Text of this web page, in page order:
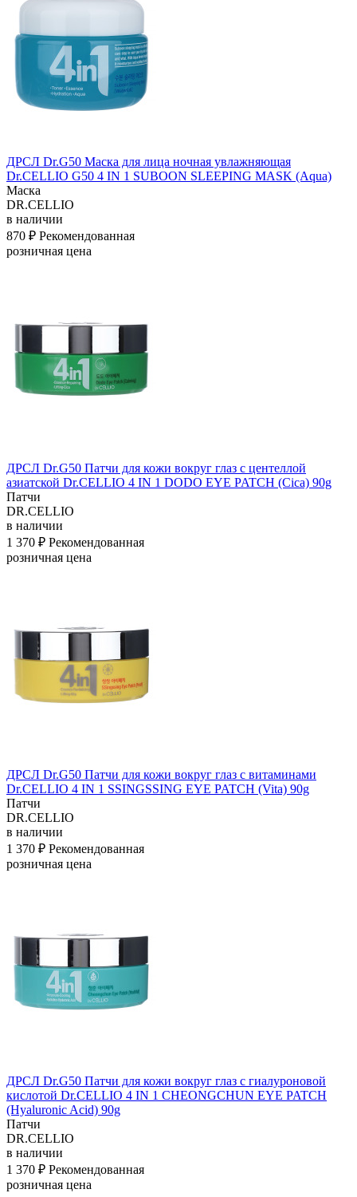
ДРСЛ Dr.G50 Маска для лица ночная увлажняющая
Dr.CELLIO G50 4 IN 1 SUBOON SLEEPING MASK (Aqua)
Маска
DR.CELLIO
в наличии
870 ₽ Рекомендованная
розничная цена
ДРСЛ Dr.G50 Патчи для кожи вокруг глаз с центеллой
азиатской Dr.CELLIO 4 IN 1 DODO EYE PATCH (Cica) 90g
Патчи
DR.CELLIO
в наличии
1 370 ₽ Рекомендованная
розничная цена
ДРСЛ Dr.G50 Патчи для кожи вокруг глаз с витаминами
Dr.CELLIO 4 IN 1 SSINGSSING EYE PATCH (Vita) 90g
Патчи
DR.CELLIO
в наличии
1 370 ₽ Рекомендованная
розничная цена
ДРСЛ Dr.G50 Патчи для кожи вокруг глаз с гиалуроновой
кислотой Dr.CELLIO 4 IN 1 CHEONGCHUN EYE PATCH
(Hyaluronic Acid) 90g
Патчи
DR.CELLIO
в наличии
1 370 ₽ Рекомендованная
розничная цена